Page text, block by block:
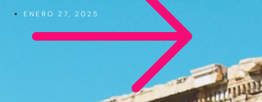
ENERO 27, 2025